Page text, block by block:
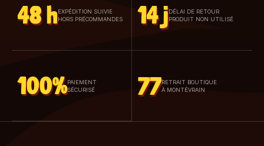
48 hEXPÉDITION SUIVIE
HORS PRÉCOMMANDES
14 jDÉLAI DE RETOUR
PRODUIT NON UTILISÉ
100%PAIEMENT
SÉCURISÉ
77RETRAIT BOUTIQUE
À MONTÉVRAIN